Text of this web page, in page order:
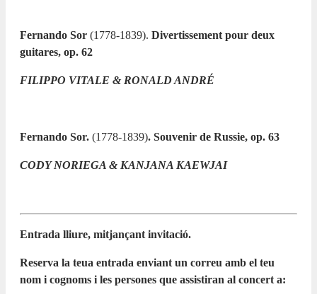
Fernando Sor (1778-1839). Divertissement pour deux
guitares, op. 62
FILIPPO VITALE & RONALD ANDRÉ
Fernando Sor. (1778-1839). Souvenir de Russie, op. 63
CODY NORIEGA & KANJANA KAEWJAI
Entrada lliure, mitjançant invitació.
Reserva la teua entrada enviant un correu amb el teu
nom i cognoms i les persones que assistiran al concert a: